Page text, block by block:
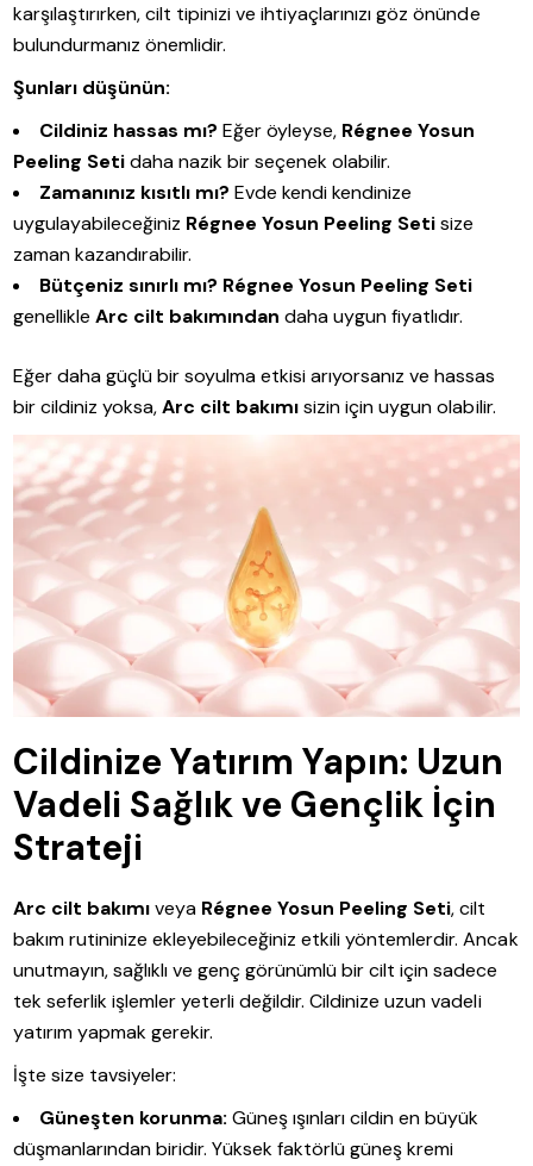
karşılaştırırken, cilt tipinizi ve ihtiyaçlarınızı göz önünde
bulundurmanız önemlidir.
Şunları düşünün:
Cildiniz hassas mı? Eğer öyleyse, Régnee Yosun
Peeling Setidaha nazik bir seçenek olabilir.
Zamanınız kısıtlı mı? Evde kendi kendinize
uygulayabileceğiniz Régnee Yosun Peeling Setisize
zaman kazandırabilir.
Bütçeniz sınırlı mı? Régnee Yosun Peeling Seti
genellikleArc cilt bakımından daha uygun fiyatlıdır.
Eğer daha güçlü bir soyulma etkisi arıyorsanız ve hassas
bir cildiniz yoksa,Arc cilt bakımısizin için uygun olabilir.
Cildinize Yatırım Yapın: Uzun
Vadeli Sağlık ve Gençlik İçin
Strateji
Arc cilt bakımıveya Régnee Yosun Peeling Seti, cilt
bakım rutininize ekleyebileceğiniz etkili yöntemlerdir. Ancak
unutmayın, sağlıklı ve genç görünümlü bir cilt için sadece
tek seferlik işlemler yeterli değildir. Cildinize uzun vadeli
yatırım yapmak gerekir.
İşte size tavsiyeler:
Güneşten korunma: Güneş ışınları cildin en büyük
düşmanlarından biridir. Yüksek faktörlü güneş kremi